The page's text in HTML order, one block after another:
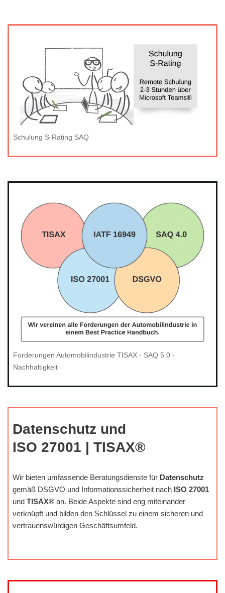
Schulung S-Rating SAQ
Forderungen Automobilindustrie TISAX - SAQ 5.0 -
Nachhaltigkeit
Datenschutz und
ISO 27001 | TISAX®
Wir bieten umfassende Beratungsdienste für Datenschutz
gemäß DSGVO und Informationssicherheit nach ISO 27001
und TISAX® an. Beide Aspekte sind eng miteinander
verknüpft und bilden den Schlüssel zu einem sicheren und
vertrauenswürdigen Geschäftsumfeld.